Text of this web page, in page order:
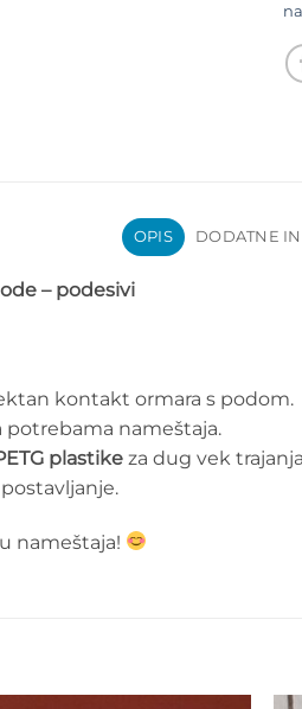
OPIS DODATNE
– podesivi
kontakt ormara s podom.
potrebama nameštaja.
plastike za dug vek
nameštaja!